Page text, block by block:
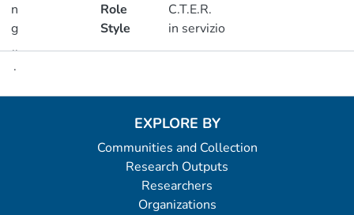
n
g
..
.
Loading...
Role
C.T.E.R.
Style
in servizio
EXPLORE BY
Communities and Collection
Research Outputs
Researchers
Organizations